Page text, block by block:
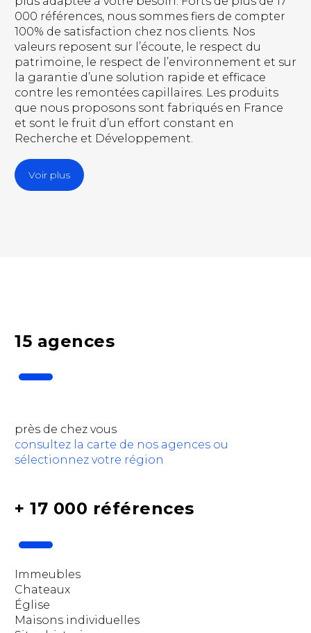
000 références, nous sommes fiers de compter
100% de satisfaction chez nos clients. Nos
valeurs reposent sur l’écoute, le respect du
patrimoine, le respect de l’environnement et sur
la garantie d’une solution rapide et efficace
contre les remontées capillaires. Les produits
que nous proposons sont fabriqués en France
et sont le fruit d’un effort constant en
Recherche et Développement.
Voir plus
15 agences
près de chez vous
consultez la carte de nos agences ou
sélectionnez votre région
+ 17 000 références
Immeubles
Chateaux
Église
Maisons individuelles